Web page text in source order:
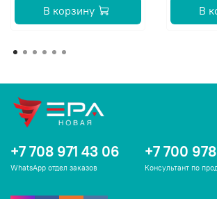
Профилактический прием 15-30 дней.
прохладном месте. Может
осадок.
В корзину В
+7 708 971 43 06
WhatsApp отдел заказов
+7 700
Консультант по